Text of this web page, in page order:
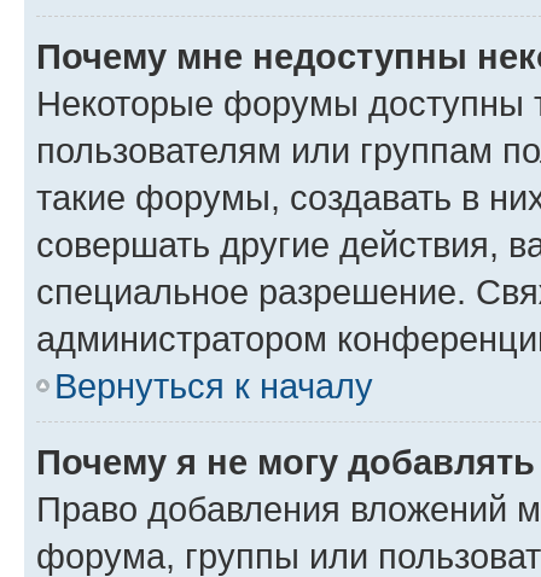
Почему мне недоступны
Некоторые форумы доступны
пользователям или группам
такие форумы, создавать в
совершать другие действия,
специальное разрешение.
администратором
Вернуться к началу
Почему я не могу
Право добавления вложений
форума, группы или